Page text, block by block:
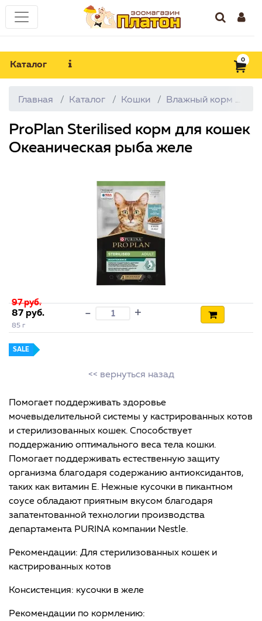
Каталог
0
Главная Каталог Кошки Влажный корм
ProPlan Sterilised корм для кошек
Океаническая рыба желе
97 руб.
87 руб.
85 г
- +
SALE
<< вернуться назад
Помогает поддерживать здоровье
мочевыделительной системы у кастрированных котов
и стерилизованных кошек. Способствует
поддержанию оптимального веса тела кошки.
Помогает поддерживать естественную защиту
организма благодаря содержанию антиоксидантов,
таких как витамин Е. Нежные кусочки в пикантном
соусе обладают приятным вкусом благодаря
запатентованной технологии производства
департамента PURINA компании Nestle.
Рекомендации: Для стерилизованных кошек и
кастрированных котов
Консистенция: кусочки в желе
Рекомендации по кормлению: